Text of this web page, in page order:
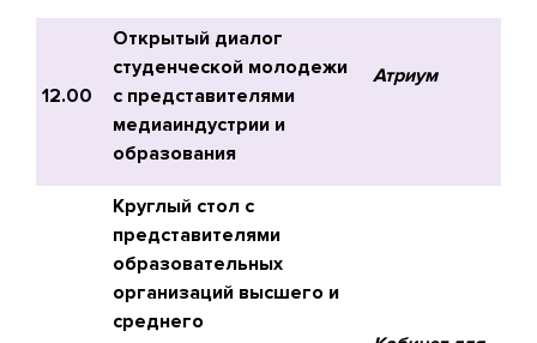
12.00
Открытый диалог
студенческой молодежи
с представителями
медиаиндустрии и
образования
Атриум
Круглый стол с
представителями
образовательных
организаций высшего и
среднего